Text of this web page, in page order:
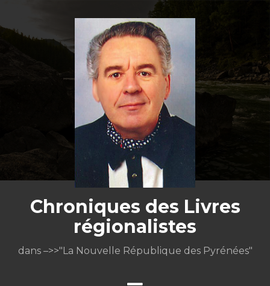
contenu
Chroniques des Livres
régionalistes
dans –>>"La Nouvelle République des Pyrénées"